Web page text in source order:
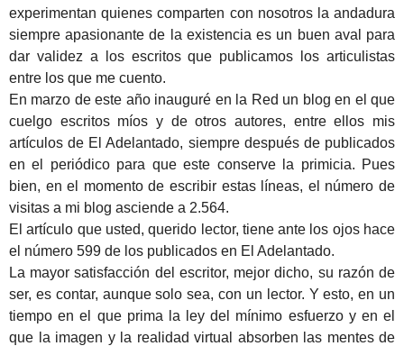
experimentan quienes comparten con nosotros la andadura
siempre apasionante de la existencia es un buen aval para
dar validez a los escritos que publicamos los articulistas
entre los que me cuento.
En marzo de este año inauguré en la Red un blog en el que
cuelgo escritos míos y de otros autores, entre ellos mis
artículos de El Adelantado, siempre después de publicados
en el periódico para que este conserve la primicia. Pues
bien, en el momento de escribir estas líneas, el número de
visitas a mi blog asciende a 2.564.
El artículo que usted, querido lector, tiene ante los ojos hace
el número 599 de los publicados en El Adelantado.
La mayor satisfacción del escritor, mejor dicho, su razón de
ser, es contar, aunque solo sea, con un lector. Y esto, en un
tiempo en el que prima la ley del mínimo esfuerzo y en el
que la imagen y la realidad virtual absorben las mentes de